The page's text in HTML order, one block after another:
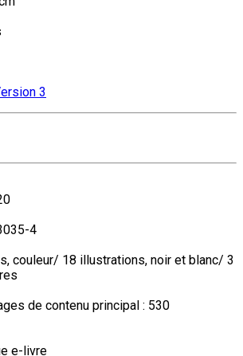
3
4
couleur/ 18 illustrations, noir et blanc/ 3
de contenu principal : 530
e-livre